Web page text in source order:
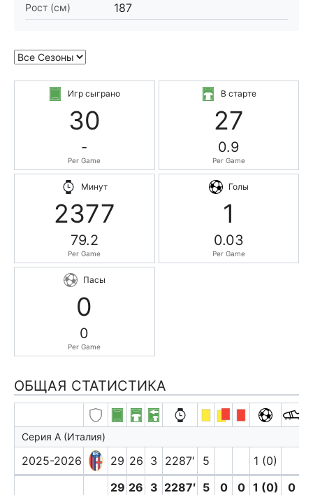
Рост (см) 187
Игр сыграно
30
-
Per Game
В старте
27
0.9
Per Game
Минут
2377
79.2
Per Game
Голы
1
0.03
Per Game
Пасы
0
0
Per Game
ОБЩАЯ СТАТИСТИКА
Серия А (Италия)
2025-2026 29 26 3 2287′ 5
1 (0)
29 26 3 2287′ 5 0 0 1 (0) 0